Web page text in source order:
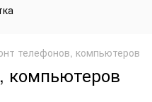
телефонов, компьютеров
компьютеров